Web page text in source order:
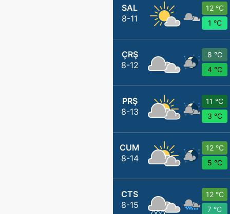
SAL
8-11
12 °C
1 °C
ÇRŞ
8-12
8 °C
4 °C
PRŞ
8-13
11 °C
3 °C
CUM
8-14
12 °C
5 °C
CTS
8-15
12 °C
7 °C